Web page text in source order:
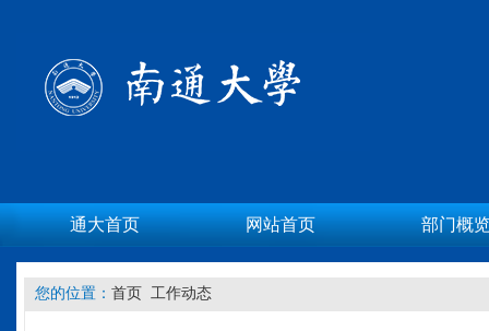
通大首页 网站首页 部门概
您的位置： 首页 工作动态